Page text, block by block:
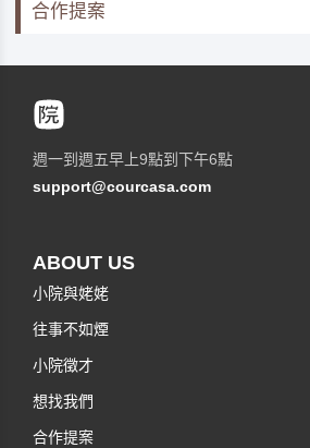
合作提案
週一到週五早上9點到下午6點
support@courcasa.com
ABOUT US
小院與姥姥
往事不如煙
小院徵才
想找我們
合作提案